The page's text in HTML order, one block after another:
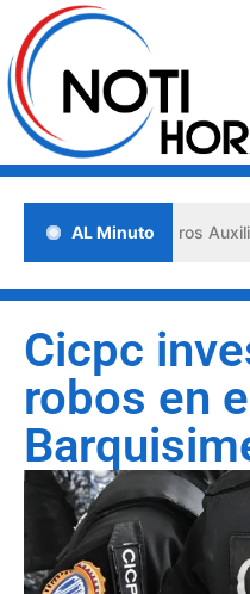
AL Minuto
los «Primeros Auxilios
Cicpc
robos en